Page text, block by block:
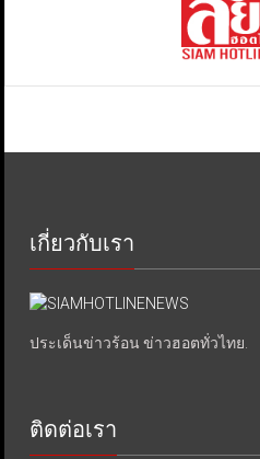
เกี่ยวกับเรา
ประเด็นข่าวร้อน ข่าวฮอตทั่วไทย.
ติดต่อเรา